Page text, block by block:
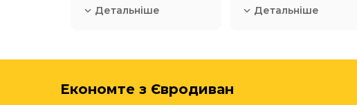
Детальніше Детальніше
Економте з Євродиван